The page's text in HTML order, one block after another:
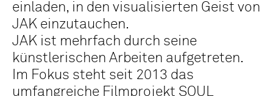
einladen, in den visualisierten Geist von
JAK einzutauchen.
JAK ist mehrfach durch seine
künstlerischen Arbeiten aufgetreten.
Im Fokus steht seit 2013 das
umfangreiche Filmprojekt SOUL